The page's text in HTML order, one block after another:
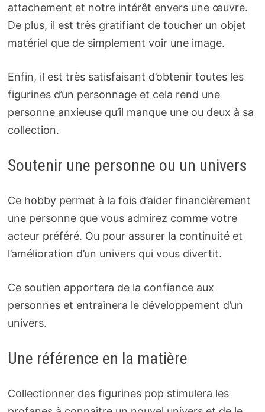
attachement et notre intérêt envers une œuvre.
De plus, il est très gratifiant de toucher un objet
matériel que de simplement voir une image.
Enfin, il est très satisfaisant d’obtenir toutes les
figurines d’un personnage et cela rend une
personne anxieuse qu’il manque une ou deux à sa
collection.
Soutenir une personne ou un univers
Ce hobby permet à la fois d’aider financièrement
une personne que vous admirez comme votre
acteur préféré. Ou pour assurer la continuité et
l’amélioration d’un univers qui vous divertit.
Ce soutien apportera de la confiance aux
personnes et entraînera le développement d’un
univers.
Une référence en la matière
Collectionner des figurines pop stimulera les